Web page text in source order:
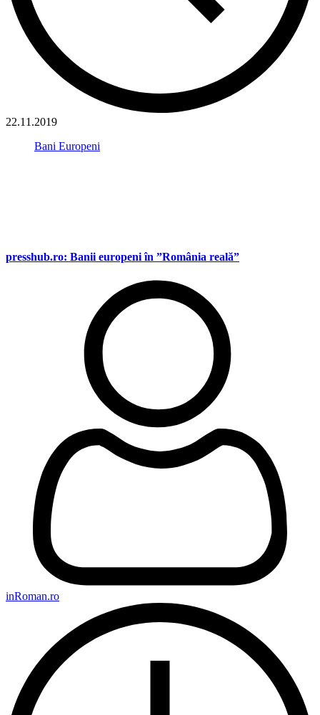
22.11.2019
Bani Europeni
presshub.ro: Banii europeni în ”România reală”
inRoman.ro